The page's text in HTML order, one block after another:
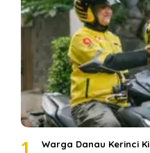
1
Warga Danau Kerinci